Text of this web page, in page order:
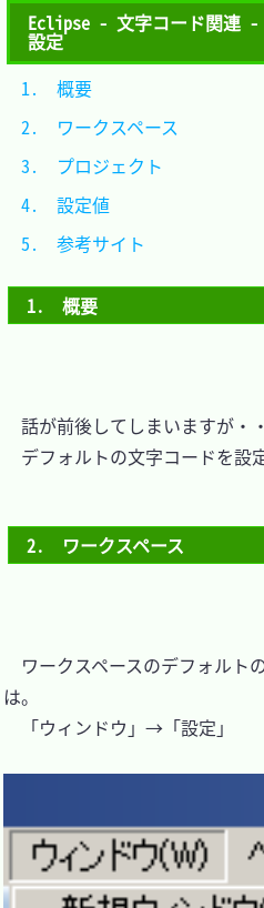
Eclipse - 文字コード関連 -
設定
1.　概要
話が前後してしまいますが・
デフォルトの文字コードを設
2.　ワークスペース
ワークスペースのデフォルト
は。
「ウィンドウ」→「設定」